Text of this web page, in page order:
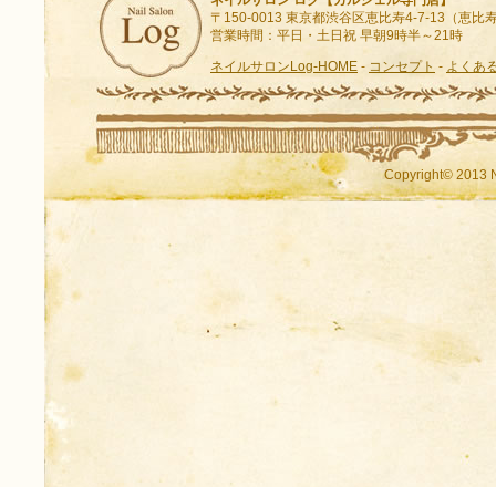
〒150-0013 東京都渋谷区恵比寿4-7-13（恵比
営業時間：平日・土日祝 早朝9時半～21時
ネイルサロンLog-HOME - コンセプト - よくあ
Copyright© 2013